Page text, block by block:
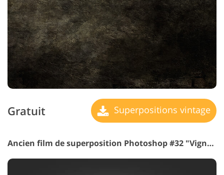
Gratuit Superpositions vintage
Ancien film de superposition Photoshop #32 "Vignette"